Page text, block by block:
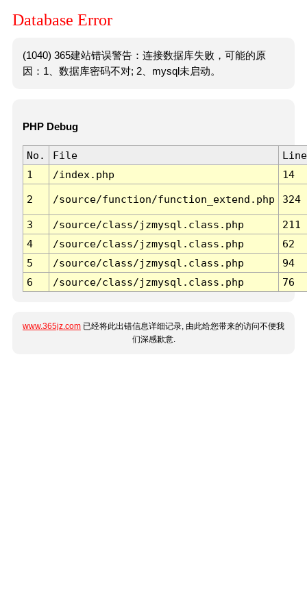
Database Error
(1040) 365建站错误警告：连接数据库失败，可能的原
因：1、数据库密码不对; 2、mysql未启动。
PHP Debug
No. File
Line
1
/index.php 14
2 /source/function/function_extend.php 324
3 /source/class/jzmysql.class.php
211
4
/source/class/jzmysql.class.php
62
5
/source/class/jzmysql.class.php
94
6
/source/class/jzmysql.class.php 76
www.365jz.com 已经将此出错信息详细记录, 由此给您带来的访问不便我
们深感歉意.